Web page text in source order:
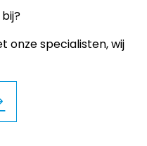
onze specialisten, wij